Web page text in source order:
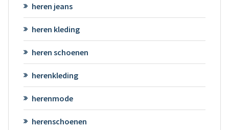
heren jeans
heren kleding
heren schoenen
herenkleding
herenmode
herenschoenen